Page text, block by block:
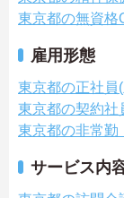
東京都の無資格
雇用形態
東京都の正社員
東京都の契約社
東京都の非常勤
サービス内